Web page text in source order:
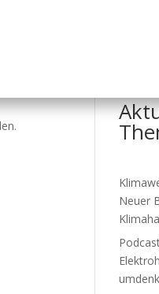
Neuer